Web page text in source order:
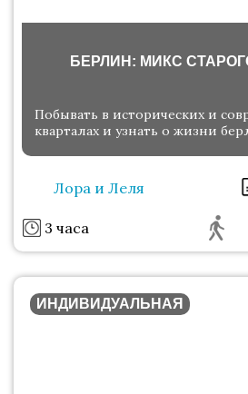
БЕРЛИН: МИКС
Побывать в исторических и
кварталах и узнать о жизни
Лора и Леля
3 часа
ИНДИВИДУАЛЬНАЯ